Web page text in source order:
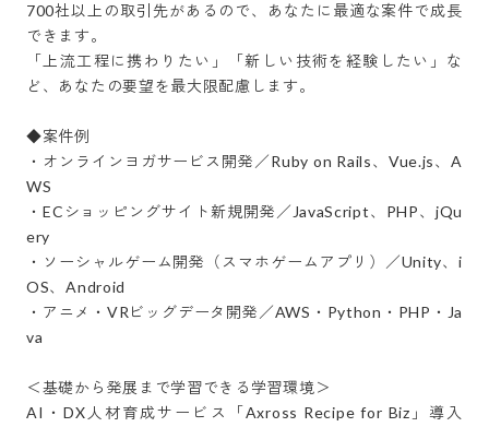
700社以上の取引先があるので、あなたに最適な案件で成長
できます。
「上流工程に携わりたい」「新しい技術を経験したい」な
ど、あなたの要望を最大限配慮します。
◆案件例
・オンラインヨガサービス開発／Ruby on Rails、Vue.js、A
WS
・ECショッピングサイト新規開発／JavaScript、PHP、jQu
ery
・ソーシャルゲーム開発（スマホゲームアプリ）／Unity、i
OS、Android
・アニメ・VRビッグデータ開発／AWS・Python・PHP・Ja
va
＜基礎から発展まで学習できる学習環境＞
AI・DX人材育成サービス「Axross Recipe for Biz」導入